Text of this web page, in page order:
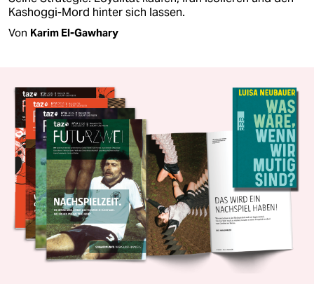
Kashoggi-Mord hinter sich lassen.
Von Karim El-Gawhary